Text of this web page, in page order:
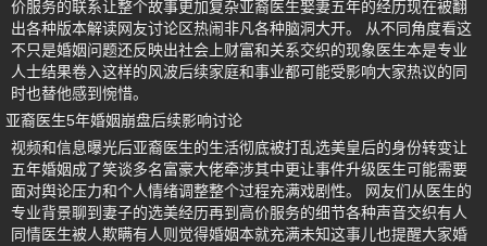
价服务的联系让整个故事更加复杂亚裔医生娶妻五年的经历现在被翻
出各种版本解读网友讨论区热闹非凡各种脑洞大开。 从不同角度看这
不只是婚姻问题还反映出社会上财富和关系交织的现象医生本是专业
人士结果卷入这样的风波后续家庭和事业都可能受影响大家热议的同
时也替他感到惋惜。
亚裔医生5年婚姻崩盘后续影响讨论
视频和信息曝光后亚裔医生的生活彻底被打乱选美皇后的身份转变让
五年婚姻成了笑谈多名富豪大佬牵涉其中更让事件升级医生可能需要
面对舆论压力和个人情绪调整整个过程充满戏剧性。 网友们从医生的
专业背景聊到妻子的选美经历再到高价服务的细节各种声音交织有人
同情医生被人欺瞒有人则觉得婚姻本就充满未知这事儿也提醒大家婚